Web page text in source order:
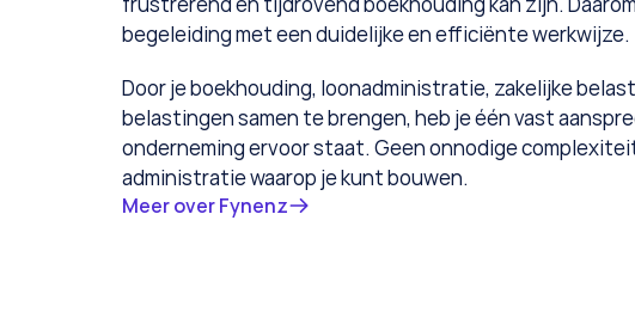
begeleiding met een duidelijke en efficiënte werkwijze.
Door je boekhouding, loonadministratie, zakelijke
belastingen samen te brengen, heb je één vast
onderneming ervoor staat. Geen onnodige
administratie waarop je kunt bouwen.
Meer over Fynenz